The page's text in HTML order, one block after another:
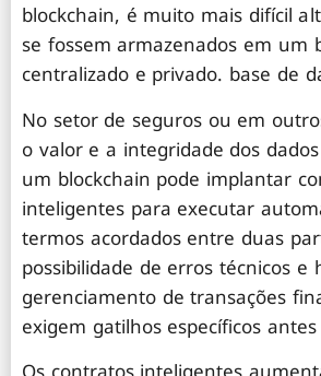
blockchain, é muito mais difícil
se fossem armazenados em um
centralizado e privado. base de
No setor de seguros ou em
o valor e a integridade dos
um blockchain pode implantar
inteligentes para executar
termos acordados entre duas
possibilidade de erros técnicos e
gerenciamento de transações
exigem gatilhos específicos